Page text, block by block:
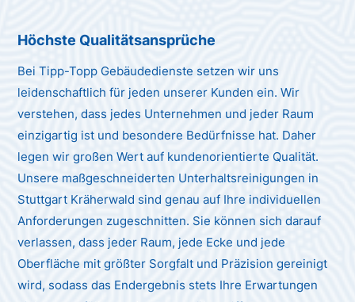
Höchste Qualitätsansprüche
Bei Tipp-Topp Gebäudedienste setzen wir uns
leidenschaftlich für jeden unserer Kunden ein. Wir
verstehen, dass jedes Unternehmen und jeder Raum
einzigartig ist und besondere Bedürfnisse hat. Daher
legen wir großen Wert auf kundenorientierte Qualität.
Unsere maßgeschneiderten Unterhaltsreinigungen in
Stuttgart Kräherwald sind genau auf Ihre individuellen
Anforderungen zugeschnitten. Sie können sich darauf
verlassen, dass jeder Raum, jede Ecke und jede
Oberfläche mit größter Sorgfalt und Präzision gereinigt
wird, sodass das Endergebnis stets Ihre Erwartungen